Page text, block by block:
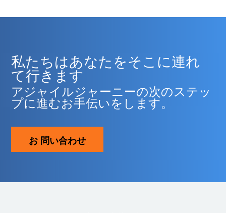
私たちはあなたをそこに連れ
て行きます
アジャイルジャーニーの次のステッ
プに進むお手伝いをします。
お 問い合わせ